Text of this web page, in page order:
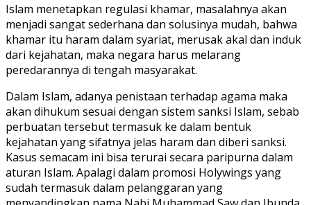
Islam menetapkan regulasi khamar, masalahnya akan
menjadi sangat sederhana dan solusinya mudah, bahwa
khamar itu haram dalam syariat, merusak akal dan induk
dari kejahatan, maka negara harus melarang
peredarannya di tengah masyarakat.
Dalam Islam, adanya penistaan terhadap agama maka
akan dihukum sesuai dengan sistem sanksi Islam, sebab
perbuatan tersebut termasuk ke dalam bentuk
kejahatan yang sifatnya jelas haram dan diberi sanksi.
Kasus semacam ini bisa terurai secara paripurna dalam
aturan Islam. Apalagi dalam promosi Holywings yang
sudah termasuk dalam pelanggaran yang